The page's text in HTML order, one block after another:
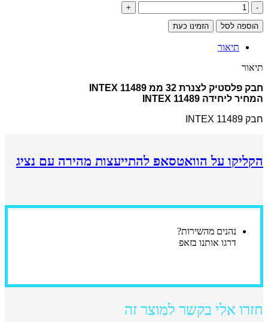
כמות
של
חבק
לצנרת
ממ
INTEX
11489
הוספה לסל הזמינו כעת
תיאור
תיאור
חבק פלסטיק לצנרת 32 ממ INTEX 11489
המחיר ליחידה INTEX 11489
חבק INTEX 11489
הקליקו על הוואטסאפ להתייעצות מהירה עם נציג
נהנים מהשירות?
דרגו אותנו בזאפ
חזרו אלי בקשר למוצר זה